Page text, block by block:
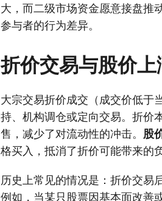
大，而二级市场资金愿意接盘推
参与者的行为差异。
折价交易与股价
大宗交易折价成交（成交价低于
持、机构调仓或定向交易。折价
售，减少了对流动性的冲击。 股
格买入，抵消了折价可能带来的
历史上常见的情况是：折价交易
例如，当某只股票因基本面改善